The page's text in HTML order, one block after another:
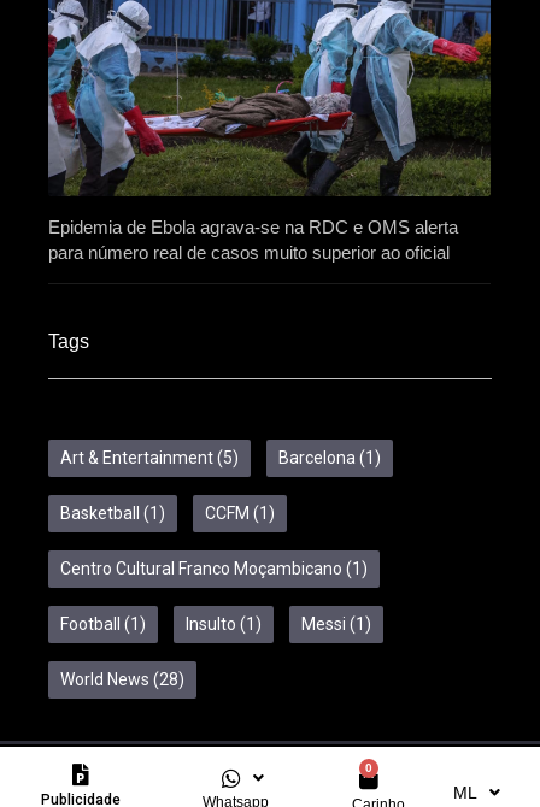
Publicidade Whatsapp
0
ML
Epidemia de Ebola agrava-se na RDC e OMS alerta
para número real de casos muito superior ao oficial
Tags
Art & Entertainment(5) Barcelona(1)
Basketball (1) CCFM (1)
Centro Cultural Franco Moçambicano (1)
Football (1) Insulto (1) Messi (1)
World News (28)
Copyright © 2024 Feelcom. All Rights Reserved.